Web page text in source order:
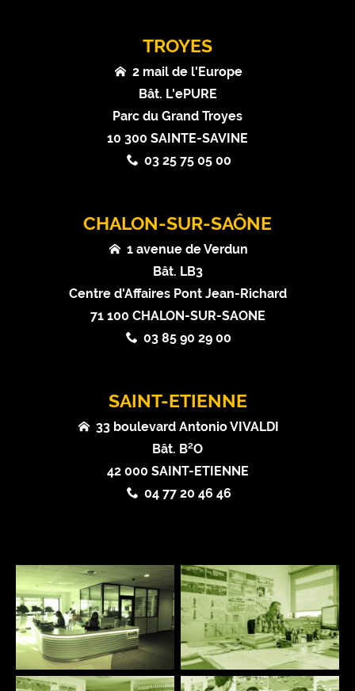
TROYES
2 mail de l'Europe
Bât. L'ePURE
Parc du Grand Troyes
10 300 SAINTE-SAVINE
03 25 75 05 00
CHALON-SUR-SAÔNE
1 avenue de Verdun
Bât. LB3
Centre d'Affaires Pont Jean-Richard
71 100 CHALON-SUR-SAONE
03 85 90 29 00
SAINT-ETIENNE
33 boulevard Antonio VIVALDI
Bât. B²O
42 000 SAINT-ETIENNE
04 77 20 46 46